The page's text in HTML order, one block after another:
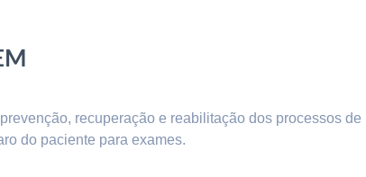
recuperação e reabilitação dos processos de
do paciente para exames.